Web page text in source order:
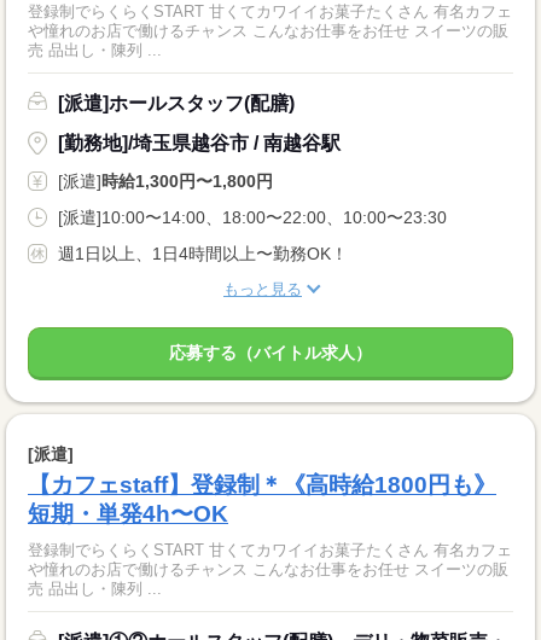
登録制でらくらくSTART 甘くてカワイイお菓子たくさん 有名カフェ
や憧れのお店で働けるチャンス こんなお仕事をお任せ スイーツの販
売 品出し・陳列 ...
[派遣]ホールスタッフ(配膳)
[勤務地]/埼玉県越谷市 / 南越谷駅
[派遣]時給1,300円〜1,800円
[派遣]10:00〜14:00、18:00〜22:00、10:00〜23:30
週1日以上、1日4時間以上〜勤務OK！
もっと見る
応募する（バイトル求人）
[派遣]
【カフェstaff】登録制＊《高時給1800円も》
短期・単発4h〜OK
登録制でらくらくSTART 甘くてカワイイお菓子たくさん 有名カフェ
や憧れのお店で働けるチャンス こんなお仕事をお任せ スイーツの販
売 品出し・陳列 ...